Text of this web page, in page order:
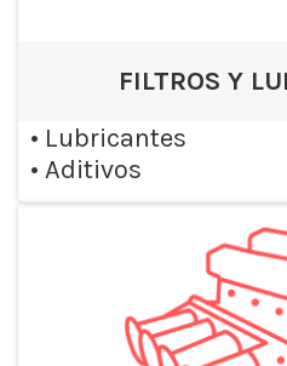
FILTROS Y
• Lubricantes
• Aditivos